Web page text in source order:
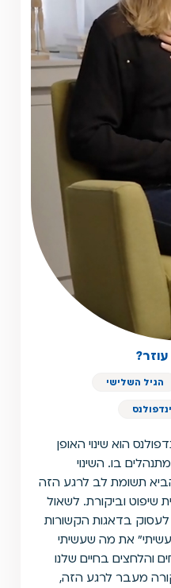
הגיל השלישי
הוא שינוי האופן
בו. השינוי
תשומת לב לרגע הזה
שיפוט וביקורת. לשאול
בדאגות הקשורות
את מה שעשיתי
והלחצים בחיים שלנו
מעבר לרגע הזה,